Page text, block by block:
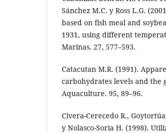
Sánchez M.C. y Ross L.G.
based on fish meal and
1931, using different
Marinas. 27, 577–593.
Catacutan M.R. (1991).
carbohydrates levels and the
Aquaculture. 95, 89–96.
Civera-Cerecedo R.,
y Nolasco-Soria H. (1998).